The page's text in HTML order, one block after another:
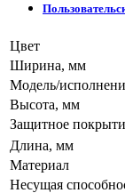
Цвет
Ширина, мм
Модель/
Высота, мм
Защитное
Длина, мм
Материал
Несущая